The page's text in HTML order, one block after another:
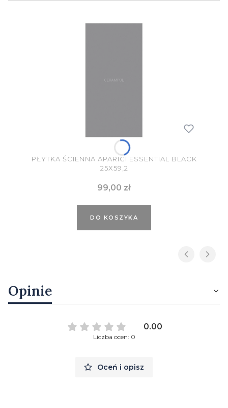
PŁYTKA ŚCIENNA APARICI ESSENTIAL BLACK
25X59,2
Cena
99,00 zł
DO KOSZYKA
Opinie
0.00
Liczba ocen: 0
Oceń i opisz